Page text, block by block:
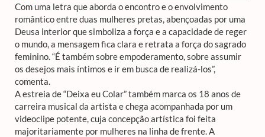
Com uma letra que aborda o encontro e o envolvimento
romântico entre duas mulheres pretas, abençoadas por uma
Deusa interior que simboliza a força e a capacidade de reger
o mundo, a mensagem fica clara e retrata a força do sagrado
feminino. “É também sobre empoderamento, sobre assumir
os desejos mais íntimos e ir em busca de realizá-los”,
comenta.
A estreia de “Deixa eu Colar” também marca os 18 anos de
carreira musical da artista e chega acompanhada por um
videoclipe potente, cuja concepção artística foi feita
majoritariamente por mulheres na linha de frente. A